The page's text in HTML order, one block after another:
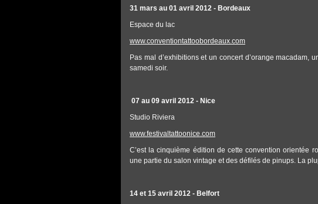
31 mars au 01 avril 2012 - Bordeaux
Espace du lac
www.conventiontattoobordeaux.com
Pas mal d’exhibitions et un concert d’orange
samedi soir.
07 au 09 avril 2012 - Nice
Studio Riviera
www.festivaltattoonice.com
C’est la cinquième édition de cette convention orientée
une partie du salon vintage et des défilés de pinups. La
14 et 15 avril 2012 - Belfort